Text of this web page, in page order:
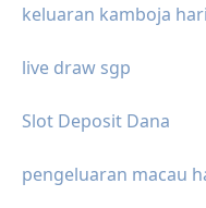
keluaran kamboja
live draw sgp
Slot Deposit Dana
pengeluaran macau